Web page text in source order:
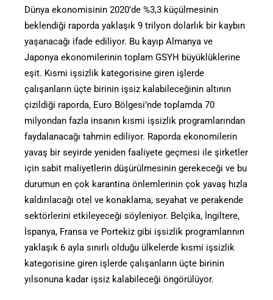
Dünya ekonomisinin 2020’de %3,3 küçülmesinin
beklendiği raporda yaklaşık 9 trilyon dolarlık bir kaybın
yaşanacağı ifade ediliyor. Bu kayıp Almanya ve
Japonya ekonomilerinin toplam GSYH büyüklüklerine
eşit. Kısmi işsizlik kategorisine giren işlerde
çalışanların üçte birinin işsiz kalabileceğinin altının
çizildiği raporda, Euro Bölgesi’nde toplamda 70
milyondan fazla insanın kısmi işsizlik programlarından
faydalanacağı tahmin ediliyor. Raporda ekonomilerin
yavaş bir seyirde yeniden faaliyete geçmesi ile şirketler
için sabit maliyetlerin düşürülmesinin gerekeceği ve bu
durumun en çok karantina önlemlerinin çok yavaş hızla
kaldırılacağı otel ve konaklama, seyahat ve perakende
sektörlerini etkileyeceği söyleniyor. Belçika, İngiltere,
İspanya, Fransa ve Portekiz gibi işsizlik programlarının
yaklaşık 6 ayla sınırlı olduğu ülkelerde kısmi işsizlik
kategorisine giren işlerde çalışanların üçte birinin
yılsonuna kadar işsiz kalabileceği öngörülüyor.